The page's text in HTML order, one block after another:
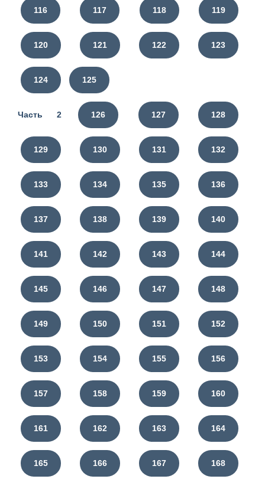
116 117 118 119
120 121 122 123
124 125
Часть 2 126 127 128
129 130 131 132
133 134 135 136
137 138 139 140
141 142 143 144
145 146 147 148
149 150 151 152
153 154 155 156
157 158 159 160
161 162 163 164
165 166 167 168